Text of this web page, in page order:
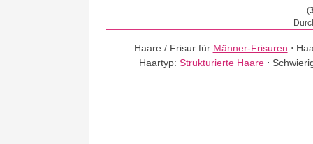
(
Haare / Frisur für Männer-Frisuren ⋅
Haartyp: Strukturierte Haare⋅